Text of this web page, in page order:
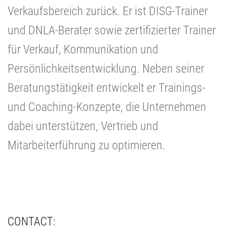
Verkaufsbereich zurück. Er ist DISG-Trainer
und DNLA-Berater sowie zertifizierter Trainer
für Verkauf, Kommunikation und
Persönlichkeitsentwicklung. Neben seiner
Beratungstätigkeit entwickelt er Trainings-
und Coaching-Konzepte, die Unternehmen
dabei unterstützen, Vertrieb und
Mitarbeiterführung zu optimieren.
CONTACT: